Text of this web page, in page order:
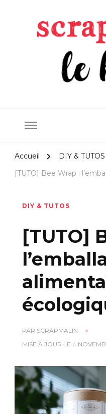
Le Blog
Accueil
DIY & TUTOS
[TUTO] Bee Wrap :
DIY & TUTOS
[TUTO]
PAR SCRAPMALIN
MISE À JOUR LE 4